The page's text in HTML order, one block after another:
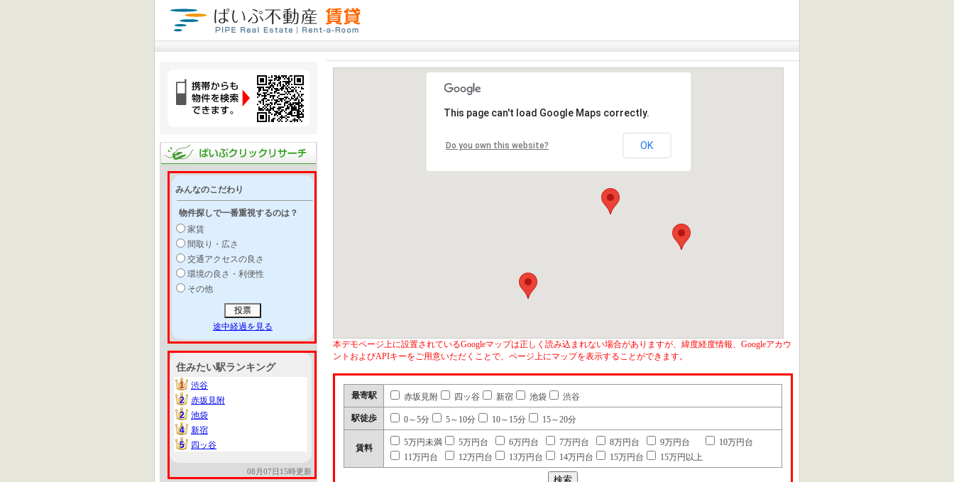
みんなのこだわり
物件探しで一番重視するのは？
家賃
間取り・広さ
交通アクセスの良さ
環境の良さ・利便性
その他
途中経過を見る
住みたい駅ランキング
1
1
渋谷
2
2
赤坂見附
2
2
池袋
4
4
新宿
5
5 四ッ谷
08月07日15時更新
This page can't load Google Maps correctly.
Do you own this website? OK
本デモページ上に設置されているGoogleマップは正しく読み込まれない場合がありますが、緯度経度情報、Googleアカウ
ントおよびAPIキーをご用意いただくことで、ページ上にマップを表示することができます。
最寄駅 赤坂見附 四ッ谷 新宿 池袋 渋谷
駅徒歩 0～5分 5～10分 10～15分 15～20分
賃料
5万円未満 5万円台 6万円台 7万円台 8万円台 9万円台
10万円台
11万円台
12万円台 13万円台 14万円台 15万円台 15万円以上